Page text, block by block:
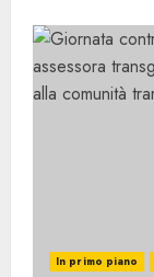
In primo piano